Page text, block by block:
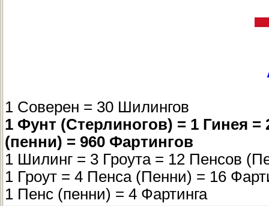
1 Соверен = 30 Шилингов
1 Фунт (Стерлиногов) = 1 Гинея
(пенни) = 960 Фартингов
1 Шилинг = 3 Гроута = 12 Пенсов
1 Гроут = 4 Пенса (Пенни) = 16
1 Пенс (пенни) = 4 Фартинга